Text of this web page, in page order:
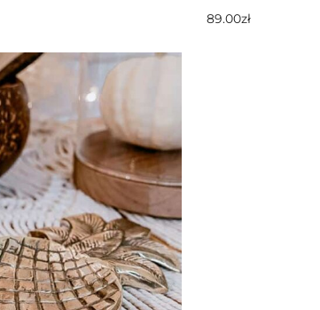
89.00zł